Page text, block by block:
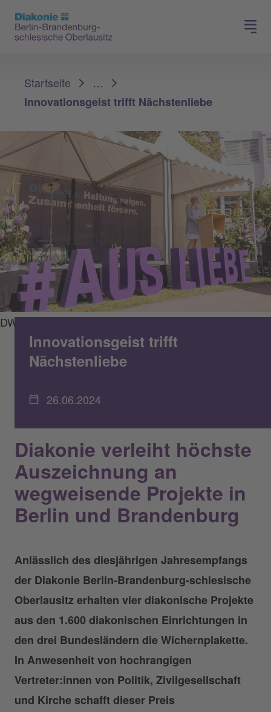
Presse
Startseite
…
Innovationsgeist trifft Nächstenliebe
DWBO/Matthias Kindler
Innovationsgeist trifft
Nächstenliebe
26.06.2024
Diakonie verleiht höchste
Auszeichnung an
wegweisende Projekte in
Berlin und Brandenburg
Anlässlich des diesjährigen Jahresempfangs
der Diakonie Berlin-Brandenburg-schlesische
Oberlausitz erhalten vier diakonische Projekte
aus den 1.600 diakonischen Einrichtungen in
den drei Bundesländern die Wichernplakette.
In Anwesenheit von hochrangigen
Vertreter:innen von Politik, Zivilgesellschaft
und Kirche schafft dieser Preis